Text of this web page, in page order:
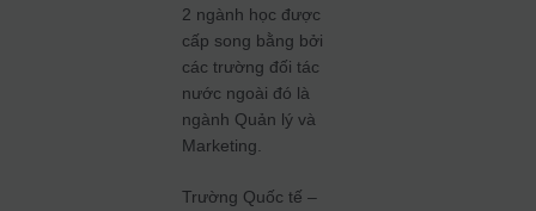
2 ngành học được
cấp song bằng bởi
các trường đối tác
nước ngoài đó là
ngành Quản lý và
Marketing.
Trường Quốc tế –